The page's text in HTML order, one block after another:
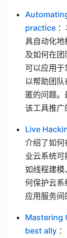
practice
具自动化
及如何在
可以应用
以帮助团
匿的问题
该工具推广
Live
介绍了如
业云系统可
如线程建模
何保护云系
应用服务间
Mastering
best ally